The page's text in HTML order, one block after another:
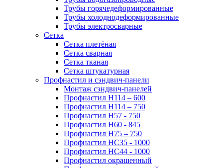
Трубы горячедеформированные
Трубы холоднодеформированные
Трубы электросварные
Сетка
Сетка плетёная
Сетка сварная
Сетка тканая
Сетка штукатурная
Профнастил и сэндвич-панели
Монтаж сэндвич-панелей
Профнастил Н114 – 600
Профнастил Н114 – 750
Профнастил Н57 - 750
Профнастил Н60 - 845
Профнастил Н75 – 750
Профнастил НС35 - 1000
Профнастил НС44 - 1000
Профнастил окрашенный